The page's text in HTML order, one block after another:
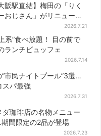
阪駅直結】梅田の「りく
おじさん」がリニューア
！チーズケーキ以外も充
並ばず買える「ロッカ
も設置
2026.7.21
系”食べ放題！ 目の前で
ランチビュッフェ
2026.7.14
“市民ナイトプール”3選…
スパ最強
2026.7.31
ダ珈琲店の名物メニュー
間限定の2品が登場
2026.7.23